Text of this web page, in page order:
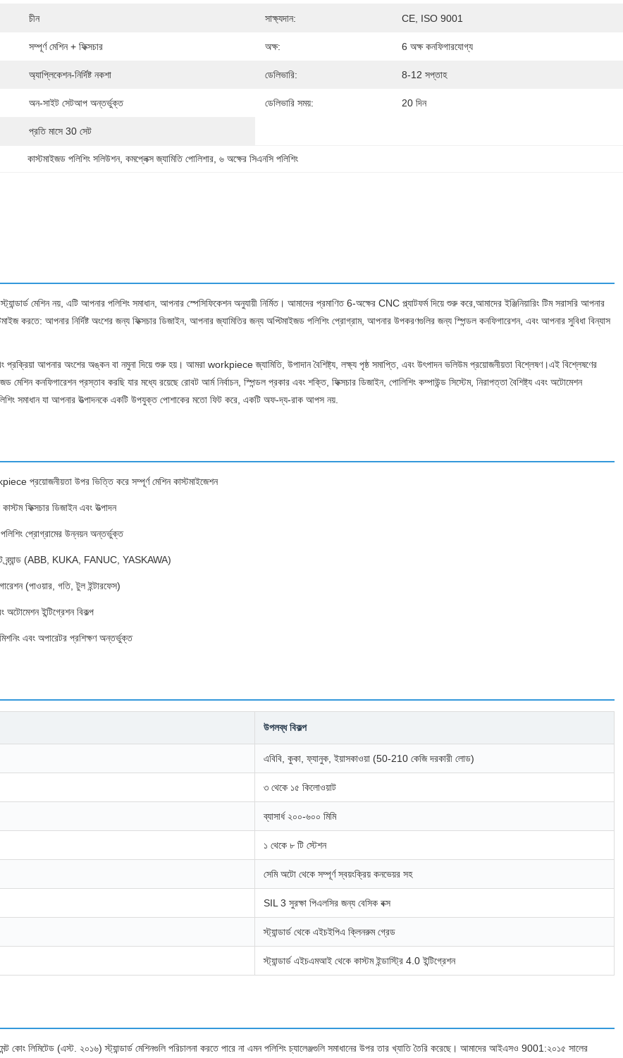
চীন সাক্ষ্যদান: CE, ISO 9001
সম্পূর্ণ মেশিন + ফিক্সচার অক্ষ: 6 অক্ষ কনফিগারযোগ্য
অ্যাপ্লিকেশন-নির্দিষ্ট নকশা ডেলিভারি: 8-12 সপ্তাহ
অন-সাইট সেটআপ অন্তর্ভুক্ত ডেলিভারি সময়: 20 দিন
প্রতি মাসে 30 সেট
কাস্টমাইজড পলিশিং সলিউশন, কমপ্লেক্স জ্যামিতি পোলিশার , ৬ অক্ষের সিএনসি পলিশিং
মেশিন নয়, এটি আপনার পলিশিং সমাধান, আপনার স্পেসিফিকেশন অনুযায়ী নির্মিত। আমাদের প্রমাণিত 6-অক্ষের CNC প্ল্যাটফর্ম দিয়ে শুরু করে,আমাদের ইঞ্জিনিয়ারিং টিম সরাসরি আপনার
করতে: আপনার নির্দিষ্ট অংশের জন্য ফিক্সচার ডিজাইন, আপনার জ্যামিতির জন্য অপ্টিমাইজড পলিশিং প্রোগ্রাম, আপনার উপকরণগুলির জন্য স্পিন্ডল কনফিগারেশন, এবং আপনার সুবিধা বিন্যাস
প্রক্রিয়া আপনার অংশের অঙ্কন বা নমুনা দিয়ে শুরু হয়। আমরা workpiece জ্যামিতি, উপাদান বৈশিষ্ট্য, লক্ষ্য পৃষ্ঠ সমাপ্তি, এবং উৎপাদন ভলিউম প্রয়োজনীয়তা বিশ্লেষণ।এই বিশ্লেষণের
মেশিন কনফিগারেশন প্রস্তাব করছি যার মধ্যে রয়েছে রোবট আর্ম নির্বাচন, স্পিন্ডল প্রকার এবং শক্তি, ফিক্সচার ডিজাইন, পোলিশিং কম্পাউন্ড সিস্টেম, নিরাপত্তা বৈশিষ্ট্য এবং অটোমেশন
সমাধান যা আপনার উত্পাদনকে একটি উপযুক্ত পোশাকের মতো ফিট করে, একটি অফ-দ্য-রাক আপস নয়.
প্রয়োজনীয়তা উপর ভিত্তি করে সম্পূর্ণ মেশিন কাস্টমাইজেশন
ফিক্সচার ডিজাইন এবং উত্পাদন
পলিশিং প্রোগ্রামের উন্নয়ন অন্তর্ভুক্ত
ব্র্যান্ড (ABB, KUKA, FANUC, YASKAWA)
(পাওয়ার, গতি, টুল ইন্টারফেস)
অটোমেশন ইন্টিগ্রেশন বিকল্প
এবং অপারেটর প্রশিক্ষণ অন্তর্ভুক্ত
উপলব্ধ বিকল্প
এবিবি, কুকা, ফ্যানুক, ইয়াসকাওয়া (50-210 কেজি দরকারী লোড)
৩ থেকে ১৫ কিলোওয়াট
ব্যাসার্ধ ২০০-৬০০ মিমি
১ থেকে ৮ টি স্টেশন
সেমি অটো থেকে সম্পূর্ণ স্বয়ংক্রিয় কনভেয়র সহ
SIL 3 সুরক্ষা পিএলসির জন্য বেসিক বক্স
স্ট্যান্ডার্ড থেকে এইচইপিএ ক্লিনরুম গ্রেড
স্ট্যান্ডার্ড এইচএমআই থেকে কাস্টম ইন্ডাস্ট্রি 4.0 ইন্টিগ্রেশন
কোং লিমিটেড (এস্ট. ২০১৬) স্ট্যান্ডার্ড মেশিনগুলি পরিচালনা করতে পারে না এমন পলিশিং চ্যালেঞ্জগুলি সমাধানের উপর তার খ্যাতি তৈরি করেছে। আমাদের আইএসও 9001:২০১৫ সালের